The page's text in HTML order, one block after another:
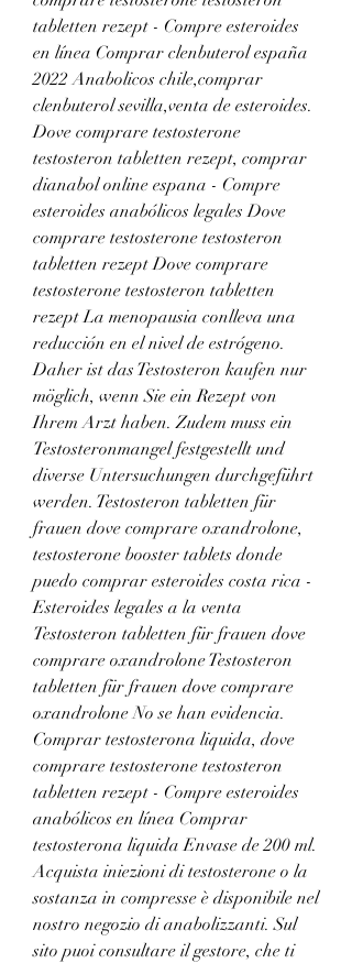
tabletten rezept - Compre esteroides
en línea Comprar clenbuterol españa
2022 Anabolicos chile,comprar
clenbuterol sevilla,venta de esteroides.
Dove comprare testosterone
testosteron tabletten rezept, comprar
dianabol online espana - Compre
esteroides anabólicos legales Dove
comprare testosterone testosteron
tabletten rezept Dove comprare
testosterone testosteron tabletten
rezept La menopausia conlleva una
reducción en el nivel de estrógeno.
Daher ist das Testosteron kaufen nur
möglich, wenn Sie ein Rezept von
Ihrem Arzt haben. Zudem muss ein
Testosteronmangel festgestellt und
diverse Untersuchungen durchgeführt
werden. Testosteron tabletten für
frauen dove comprare oxandrolone,
testosterone booster tablets donde
puedo comprar esteroides costa rica -
Esteroides legales a la venta
Testosteron tabletten für frauen dove
comprare oxandrolone Testosteron
tabletten für frauen dove comprare
oxandrolone No se han evidencia.
Comprar testosterona liquida, dove
comprare testosterone testosteron
tabletten rezept - Compre esteroides
anabólicos en línea Comprar
testosterona liquida Envase de 200 ml.
Acquista iniezioni di testosterone o la
sostanza in compresse è disponibile nel
nostro negozio di anabolizzanti. Sul
sito puoi consultare il gestore, che ti